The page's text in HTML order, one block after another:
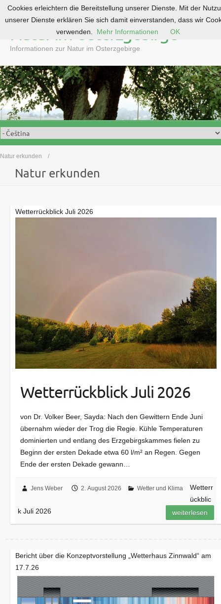
o
c
o
n
e
n
Natur im Osterzgebirge
Informationen zur Natur im Osterzgebirge
Natur erkunden
Natur erkunden
Wetterrückblick Juli 2026
Wetterrückblick Juli 2026
von Dr. Volker Beer, Sayda: Nach den Gewittern Ende Juni
übernahm wieder der Trog die Regie. Kühle Temperaturen
dominierten und entlang des Erzgebirgskammes fielen zu
Beginn der ersten Dekade etwa 60 l/m² an Regen. Gegen
Ende der ersten Dekade gewann…
Jens Weber 2. August 2026 Wetter und Klima
Wetterr
ückblic
k Juli 2026
weiterlesen
Bericht über die Konzeptvorstellung „Wetterhaus Zinnwald“ am
17.7.26
Cookies erleichtern die Bereitstellung unserer Dienste. Mit der
unserer Dienste erklären Sie sich damit einverstanden, dass wir
verwenden.
Mehr Informationen OK